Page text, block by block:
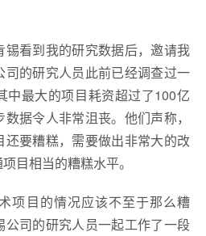
看到我的研究数据后，邀请我
的研究人员此前已经调查过一
中最大的项目耗资超过了100亿
据令人非常沮丧。他们声称，
要糟糕，需要做出非常大的改
目相当的糟糕水平。
项目的情况应该不至于那么糟
公司的研究人员一起工作了一段